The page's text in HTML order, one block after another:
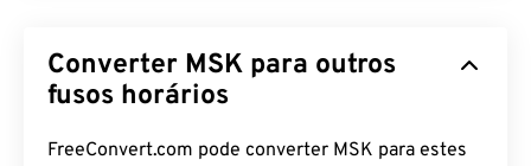
Converter MSK para outros
fusos horários
FreeConvert.com pode converter MSK para estes